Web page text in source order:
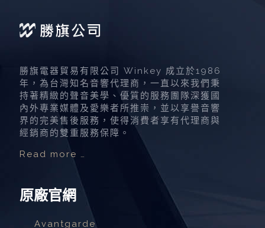
勝旗電器貿易有限公司 Winkey 成立於1986
年，為台灣知名音響代理商，一直以來我們秉
持著精緻的聲音美學、優質的服務團隊深獲國
內外專業媒體及愛樂者所推崇，並以享譽音響
界的完美售後服務，使得消費者享有代理商與
經銷商的雙重服務保障。
Read more …
原廠官網
Avantgarde